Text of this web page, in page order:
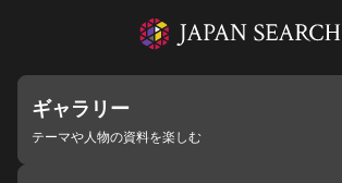
ギャラリー
テーマや人物の資料を楽しむ